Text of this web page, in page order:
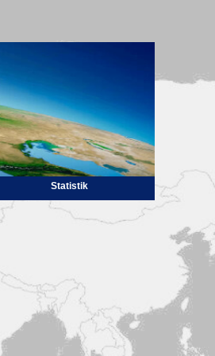
Statistik